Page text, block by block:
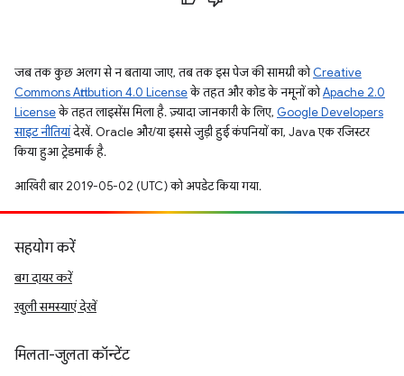
जब तक कुछ अलग से न बताया जाए, तब तक इस पेज की सामग्री कोCreative
Commons Attribution 4.0 Licenseके तहत और कोड के नमूनों कोApache 2.0
Licenseके तहत लाइसेंस मिला है. ज़्यादा जानकारी के लिए, Google Developers
साइट नीतियांदेखें. Oracle और/या इससे जुड़ी हुई कंपनियों का, Java एक रजिस्टर
किया हुआ ट्रेडमार्क है.
आखिरी बार 2019-05-02 (UTC) को अपडेट किया गया.
सहयोग करें
बग दायर करें
खुली समस्याएं देखें
मिलता-जुलता कॉन्टेंट